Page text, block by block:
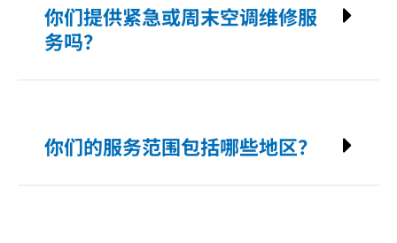
你们提供紧急或周末空调维修服
务吗？
你们的服务范围包括哪些地区？